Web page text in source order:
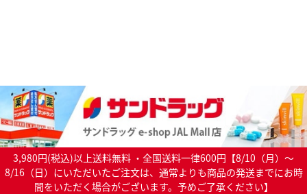
3,980円(税込)以上送料無料 ・全国送料一律600円【8/10（月）～
8/16（日）にいただいたご注文は、通常よりも商品の発送までにお時
間をいただく場合がございます。予めご了承ください】